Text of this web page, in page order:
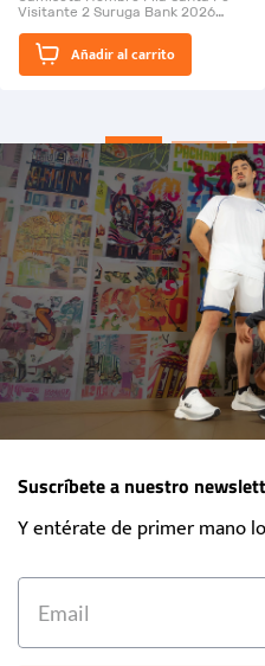
Visitante 2 Suruga Bank 2026
El Rugido del Sol Naciente:
“Primeros para la Et...
Añadir al carrito
Suscríbete a nuestro
Y entérate de primer mano